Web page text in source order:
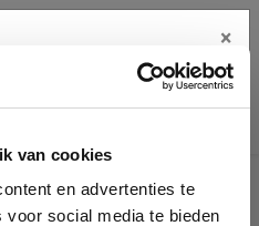
van cookies
en advertenties te
social media te bieden
×